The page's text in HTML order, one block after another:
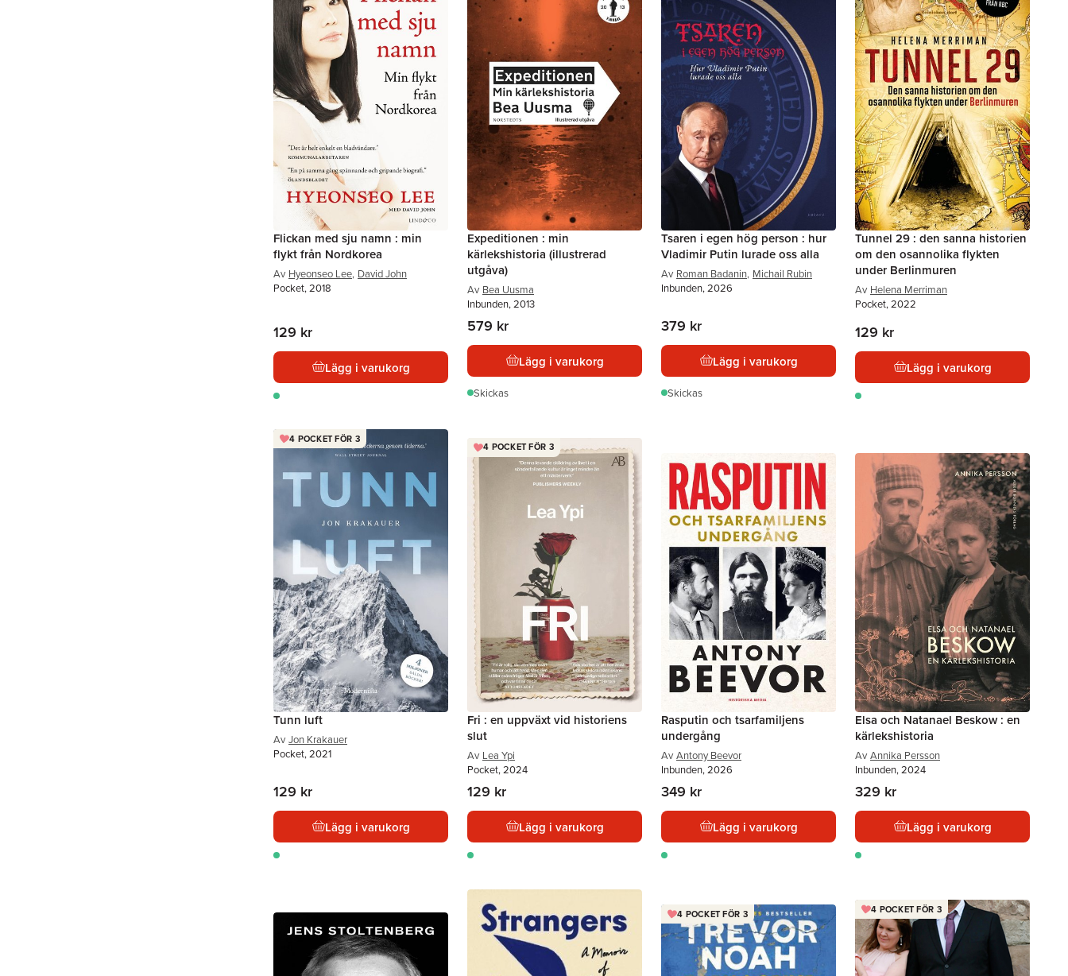
Flickan med sju namn : min
flykt från Nordkorea
Av Hyeonseo Lee, David John
Pocket, 2018
129 kr
Lägg i varukorg
Expeditionen : min
kärlekshistoria (illustrerad
utgåva)
Av Bea Uusma
Inbunden, 2013
579 kr
Lägg i varukorg
Skickas
Tsaren i egen hög person : hur
Vladimir Putin lurade oss alla
Av Roman Badanin, Michail Rubin
Inbunden, 2026
379 kr
Lägg i varukorg
Skickas
Tunnel 29 : den sanna historien
om den osannolika flykten
under Berlinmuren
Av Helena Merriman
Pocket, 2022
129 kr
Lägg i varukorg
4 POCKET FÖR 3
Tunn luft
Av Jon Krakauer
Pocket, 2021
129 kr
Lägg i varukorg
4 POCKET FÖR 3
Fri : en uppväxt vid historiens
slut
Av Lea Ypi
Pocket, 2024
129 kr
Lägg i varukorg
Rasputin och tsarfamiljens
undergång
Av Antony Beevor
Inbunden, 2026
349 kr
Lägg i varukorg
Elsa och Natanael Beskow : en
kärlekshistoria
Av Annika Persson
Inbunden, 2024
329 kr
Lägg i varukorg
4 POCKET FÖR 3 4 POCKET FÖR 3